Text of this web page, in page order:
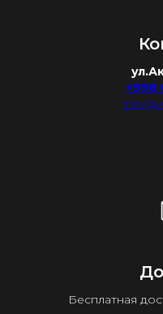
+998
Бесплатная